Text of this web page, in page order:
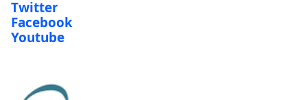
Facebook
Youtube